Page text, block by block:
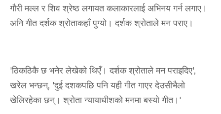
गौरी मल्ल र शिव श्रेष्ठ लगायत कलाकारलाई अभिनय गर्न लगाए।
अनि गीत दर्शक श्रोताकहाँ पुग्यो। दर्शक श्रोताले मन पराए।
'ठिकठिकै छ भनेर लेखेको थिएँ। दर्शक श्रोताले मन पराइदिए',
खरेल भन्छन्, 'दुई दशकपछि पनि यही गीत गाएर देउसीभैलो
खेलिरहेका छन्। श्रोता न्यायाधीशको मनमा बस्यो गीत।'